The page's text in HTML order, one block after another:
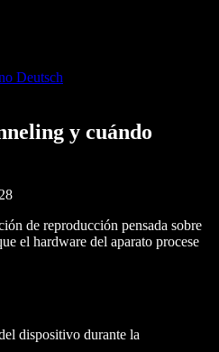
Deutsch
y cuándo
de reproducción pensada sobre
el hardware del aparato procese
dispositivo durante la